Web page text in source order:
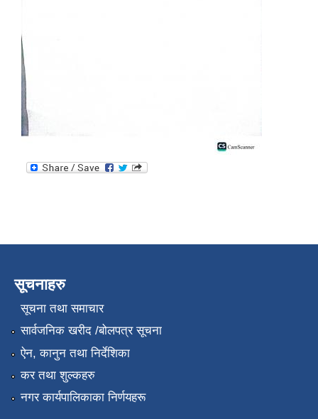
सूचनाहरु
सूचना तथा समाचार
सार्वजनिक खरीद /बोलपत्र सूचना
ऐन, कानुन तथा निर्देशिका
कर तथा शुल्कहरु
नगर कार्यपालिकाका निर्णयहरू